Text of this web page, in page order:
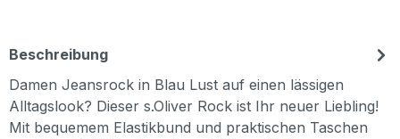
Beschreibung
Damen Jeansrock in Blau Lust auf einen lässigen
Alltagslook? Dieser s.Oliver Rock ist Ihr neuer Liebling!
Mit bequemem Elastikbund und praktischen Taschen